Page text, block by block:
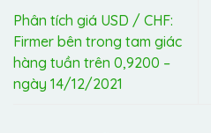
Phân tích giá USD / CHF:
Firmer bên trong tam giác
hàng tuần trên 0,9200 –
ngày 14/12/2021